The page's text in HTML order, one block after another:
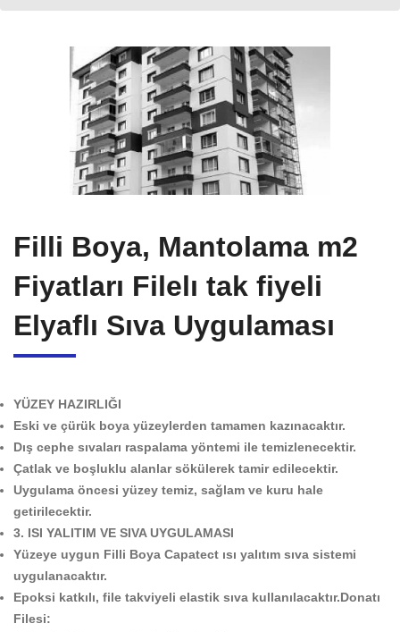
Filli Boya, Mantolama m2
Fiyatları Filelı tak fiyeli
Elyaflı Sıva Uygulaması
YÜZEY HAZIRLIĞI
Eski ve çürük boya yüzeylerden tamamen kazınacaktır.
Dış cephe sıvaları raspalama yöntemi ile temizlenecektir.
Çatlak ve boşluklu alanlar sökülerek tamir edilecektir.
Uygulama öncesi yüzey temiz, sağlam ve kuru hale
getirilecektir.
3. ISI YALITIM VE SIVA UYGULAMASI
Yüzeye uygun Filli Boya Capatect ısı yalıtım sıva sistemi
uygulanacaktır.
Epoksi katkılı, file takviyeli elastik sıva kullanılacaktır.Donatı
Filesi: